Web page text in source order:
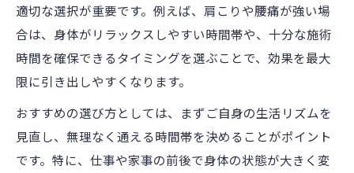
適切な選択が重要です。例えば、肩こりや腰痛が強い場
合は、身体がリラックスしやすい時間帯や、十分な施術
時間を確保できるタイミングを選ぶことで、効果を最大
限に引き出しやすくなります。
おすすめの選び方としては、まずご自身の生活リズムを
見直し、無理なく通える時間帯を決めることがポイント
です。特に、仕事や家事の前後で身体の状態が大きく変